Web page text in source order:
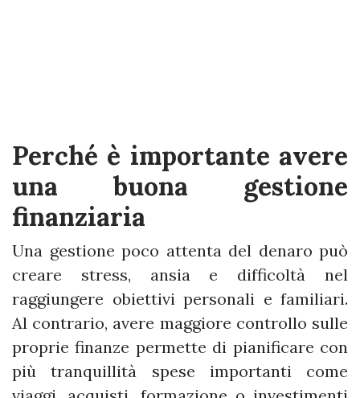
Perché è importante avere
una buona gestione
finanziaria
Una gestione poco attenta del denaro può
creare stress, ansia e difficoltà nel
raggiungere obiettivi personali e familiari.
Al contrario, avere maggiore controllo sulle
proprie finanze permette di pianificare con
più tranquillità spese importanti come